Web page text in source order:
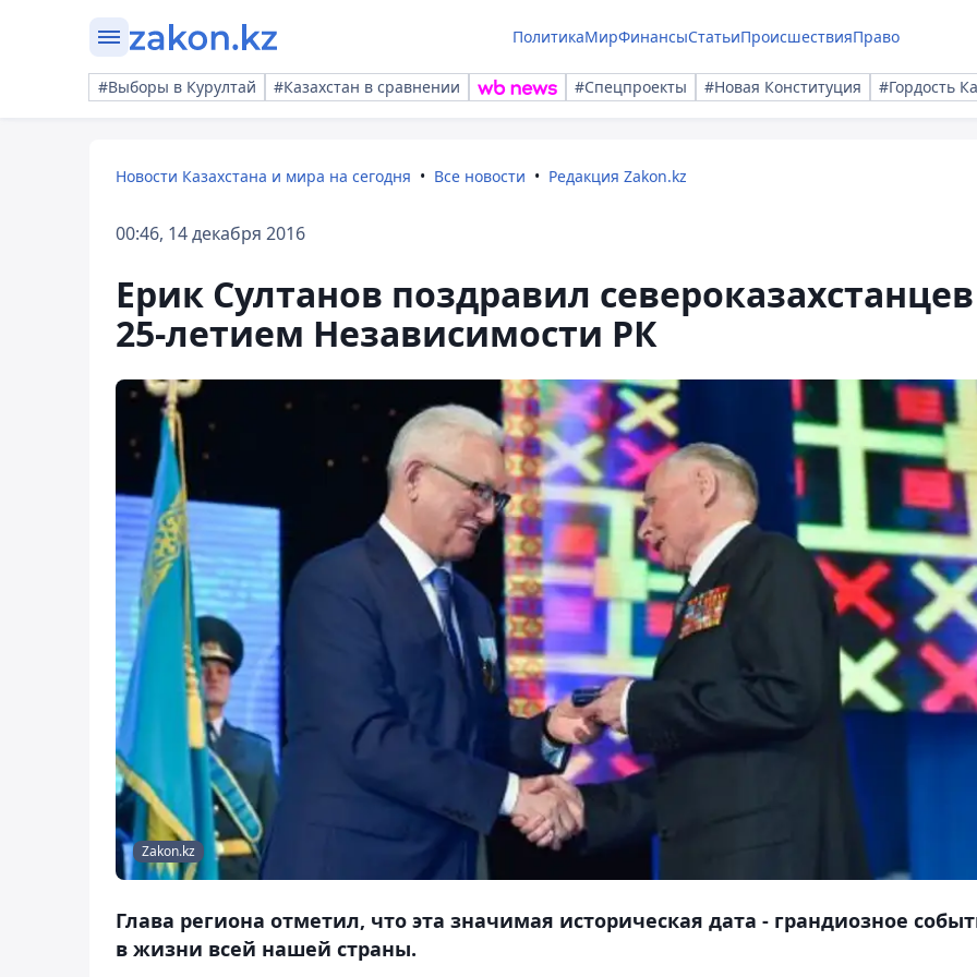
ПолитикаМирФинансыСтатьиПроисшествияПраво
#Выборы в Курултай #Казахстан в сравнении #Спецпроекты #Новая Конституция #Гордость
Новости Казахстана и мира на сегодня Все новости Редакция Zakon.kz
00:46, 14 декабря 2016
Ерик Султанов поздравил
25-летием Независимости РК
Zakon.kz
Глава региона отметил, что эта значимая историческая дата - грандиозное
в жизни всей нашей страны.